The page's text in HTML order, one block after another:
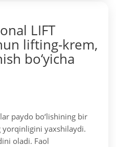
LIFT
lifting-krem,
bo‘yicha
paydo bo‘lishining bir
yaxshilaydi.
oladi. Faol